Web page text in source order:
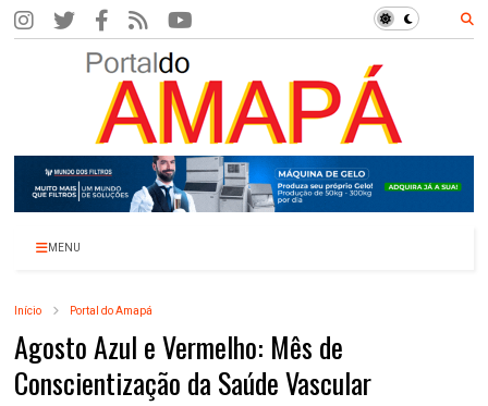
MENU
Início Portal do Amapá
Agosto Azul e Vermelho: Mês de
Conscientização da Saúde Vascular